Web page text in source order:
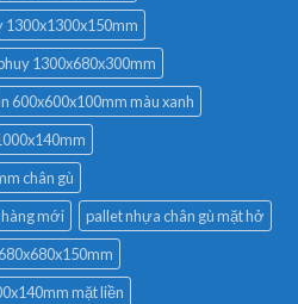
1300x1300x150mm
1300x680x300mm
600x600x100mm màu xanh
chân gù
mới
pallet nhựa chân gù mặt hở
mặt liền